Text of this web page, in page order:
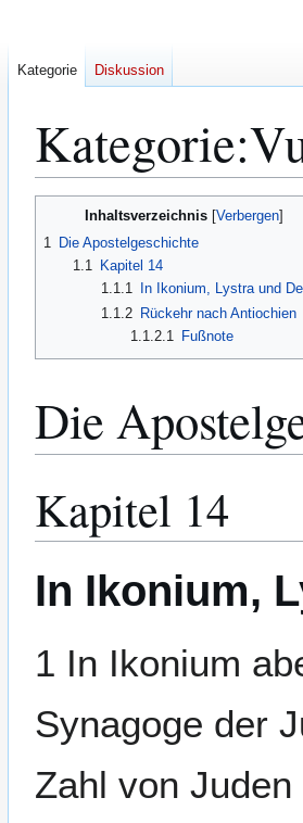
Kategorie:
springen
springen
Inhaltsverzeichnis
1 Die Apostelgeschichte
1.1
Kapitel 14
1.1.1
In Ikonium, Lystra und
1.1.2 Rückehr nach Antiochien
1.1.2.1
Fußnote
Die
Kapitel 14
In Ikonium,
1 In Ikonium
Synagoge der
Zahl von
Kategorie Diskussion